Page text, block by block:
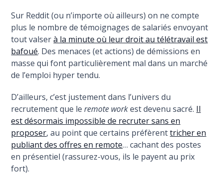
Sur Reddit (ou n’importe où ailleurs) on ne compte
plus le nombre de témoignages de salariés envoyant
tout valserà la minute où leur droit au télétravail est
bafoué. Des menaces (et actions) de démissions en
masse qui font particulièrement mal dans un marché
de l’emploi hyper tendu.
D’ailleurs, c’est justement dans l’univers du
recrutement que leremote workest devenu sacré. Il
est désormais impossible de recruter sans en
proposer, au point que certains préfèrenttricher en
publiant des offres en remote… cachant des postes
en présentiel (rassurez-vous, ils le payent au prix
fort).